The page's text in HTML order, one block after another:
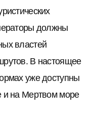
должны
властей
В настоящее
уже доступны
и на Мертвом море